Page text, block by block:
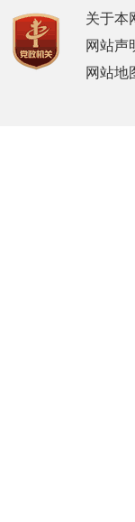
关于本
网站声
网站地